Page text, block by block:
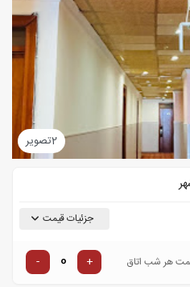
2تصویر
جزئیات قیمت
هر شب اتاق +
-